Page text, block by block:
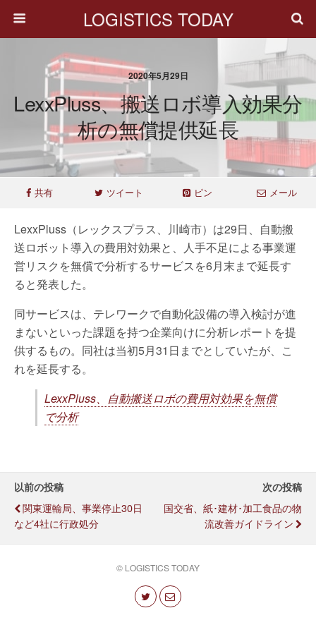
LOGISTICS TODAY
2020年5月29日
LexxPluss、搬送ロボ導入効果分
析の無償提供延長
共有 ツイート ピン メール
LexxPluss（レックスプラス、川崎市）は29日、自動搬
送ロボット導入の費用対効果と、人手不足による事業運
営リスクを無償で分析するサービスを6月末まで延長す
ると発表した。
同サービスは、テレワークで自動化設備の導入検討が進
まないといった課題を持つ企業向けに分析レポートを提
供するもの。同社は当初5月31日までとしていたが、こ
れを延長する。
LexxPluss、自動搬送ロボの費用対効果を無償
で分析
以前の投稿
関東運輸局、事業停止30日
など4社に行政処分
次の投稿
国交省、紙･建材･加工食品の物
流改善ガイドライン
© LOGISTICS TODAY